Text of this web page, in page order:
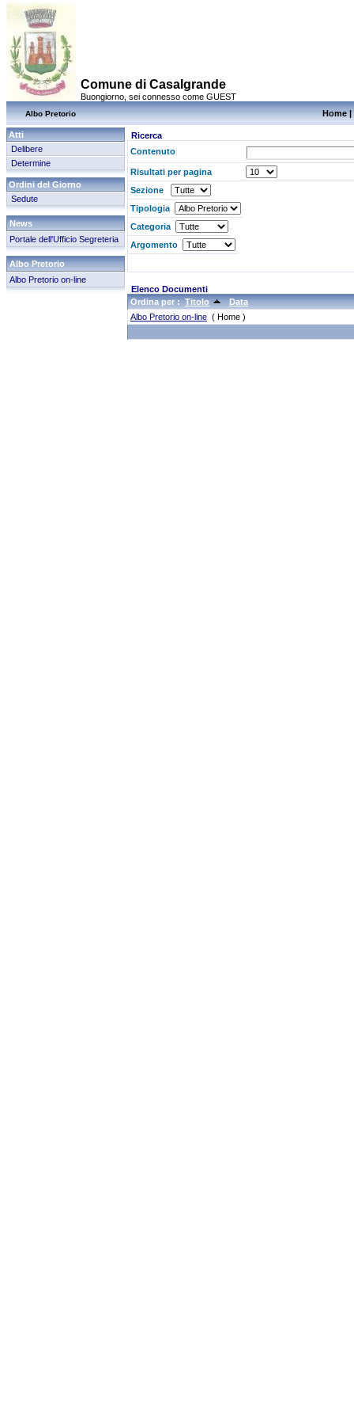
Comune di Casalgrande
Buongiorno, sei connesso come GUEST
Albo Pretorio Home|
Atti
Delibere
Determine
Ordini del Giorno
Sedute
News
Portale dell'Ufficio Segreteria
Albo Pretorio
Albo Pretorio on-line
Ricerca
Contenuto
Risultati per pagina
Sezione
Tipologia
Categoria
Argomento
Elenco Documenti
Ordina per :Titolo
Data
Albo Pretorio on-line ( Home )